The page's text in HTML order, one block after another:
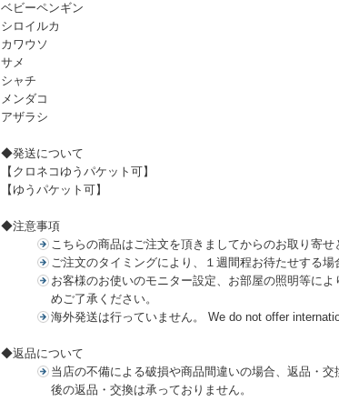
ベビーペンギン
シロイルカ
カワウソ
サメ
シャチ
メンダコ
アザラシ
◆発送について
【クロネコゆうパケット可】
【ゆうパケット可】
◆注意事項
こちらの商品はご注文を頂きましてからのお取り寄せ
ご注文のタイミングにより、１週間程お待たせする場
お客様のお使いのモニター設定、お部屋の照明等に
めご了承ください。
海外発送は行っていません。 We do not offer
◆返品について
当店の不備による破損や商品間違いの場合、返品・
後の返品・交換は承っておりません。